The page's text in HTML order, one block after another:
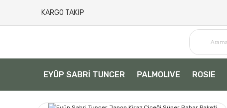
KARGO TAKİP
EYÜP SABRİ TUNCER PALMOLIVE ROSIE